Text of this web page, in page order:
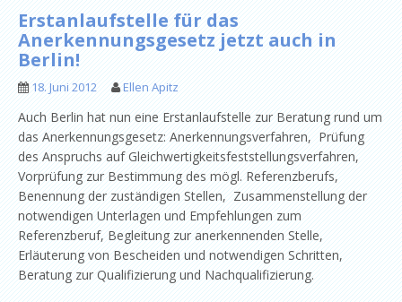
Erstanlaufstelle für das
Anerkennungsgesetz jetzt auch in
Berlin!
18. Juni 2012 Ellen Apitz
Auch Berlin hat nun eine Erstanlaufstelle zur Beratung rund um
das Anerkennungsgesetz: Anerkennungsverfahren, Prüfung
des Anspruchs auf Gleichwertigkeitsfeststellungsverfahren,
Vorprüfung zur Bestimmung des mögl. Referenzberufs,
Benennung der zuständigen Stellen, Zusammenstellung der
notwendigen Unterlagen und Empfehlungen zum
Referenzberuf, Begleitung zur anerkennenden Stelle,
Erläuterung von Bescheiden und notwendigen Schritten,
Beratung zur Qualifizierung und Nachqualifizierung.